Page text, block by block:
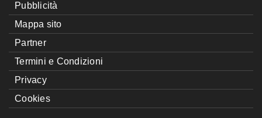
Pubblicità
Mappa sito
Partner
Termini e Condizioni
Privacy
Cookies